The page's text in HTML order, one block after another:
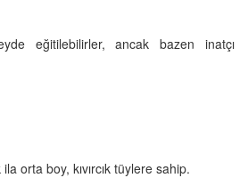
eğitilebilirler, ancak bazen inatçı
orta boy, kıvırcık tüylere sahip.